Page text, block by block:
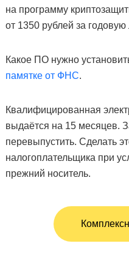
на программу
от 1350 рублей за
Какое ПО нужно
памятке от ФНС.
Квалифицированная
выдаётся на 15 месяцев.
перевыпустить. Сделать
налогоплательщика при
прежний носитель.